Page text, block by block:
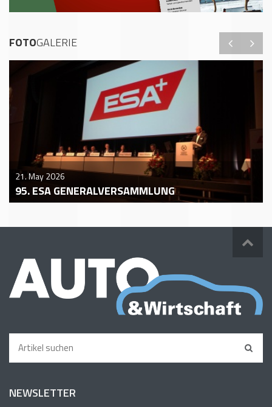
FOTOGALERIE
21. May 2026
95. ESA GENERALVERSAMMLUNG
NEWSLETTER